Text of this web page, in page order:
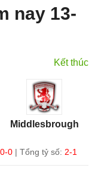
nay 13-
Kết thúc
Middlesbrough
0-0 | Tổng tỷ số: 2-1